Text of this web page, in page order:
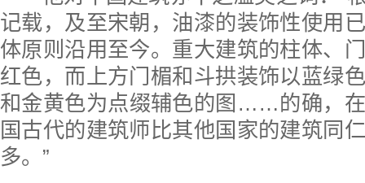
记载，及至宋朝，油漆的装饰性使用
体原则沿用至今。重大建筑的柱体、
红色，而上方门楣和斗拱装饰以蓝绿
和金黄色为点缀辅色的图……的确，
国古代的建筑师比其他国家的建筑同
多。”